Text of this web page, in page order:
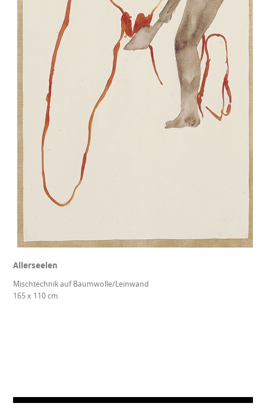
Allerseelen
Mischtechnik auf Baumwolle/Leinwand
165 x 110 cm